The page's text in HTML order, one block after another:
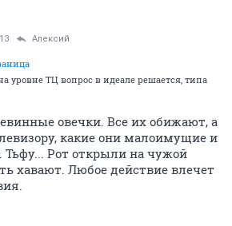
Алексий
уровне ТЦ вопрос в идеале решается, типа
овечки. Все их обижают, а
какие они малоимущие и
Тьфу... Рот открыли на чужой
хавают. Любое действие влечет